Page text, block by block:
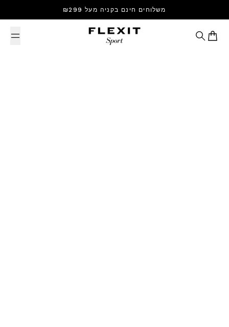
Skip to content משלוחים חינם בקניה מעל ₪299
Search
Cart